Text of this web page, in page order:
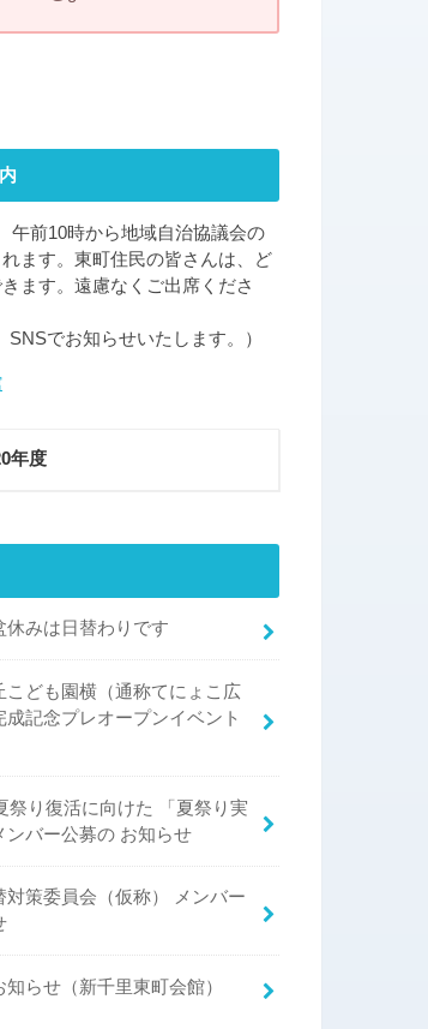
前10時から地域自治協議会の
ます。東町住民の皆さんは、ど
ます。遠慮なくご出席くださ
SNSでお知らせいたします。）
年度
休みは日替わりです
こども園横（通称てにょこ広
成記念プレオープンイベント
祭り復活に向けた 「夏祭り実
ンバー公募の お知らせ
対策委員会（仮称） メンバー
らせ（新千里東町会館）